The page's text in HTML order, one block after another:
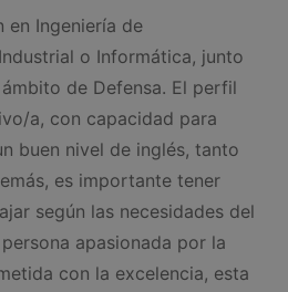
en Ingeniería de
o Informática, junto
de Defensa. El perfil
a, con capacidad para
buen nivel de inglés, tanto
es importante tener
según las necesidades del
apasionada por la
con la excelencia, esta